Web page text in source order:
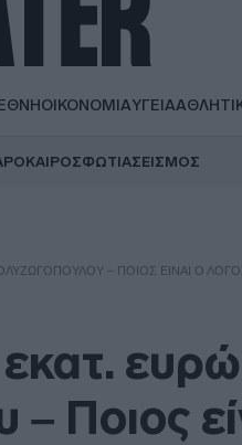
ΟΙΚΟΝΟΜΙΑΥΓΕΙΑ
ΚΑΙΡΟΣΦΩΤΙΑΣΕΙΣΜΟΣ
– ΠΟΙΟΣ ΕΊΝΑΙ Ο
Ποιος